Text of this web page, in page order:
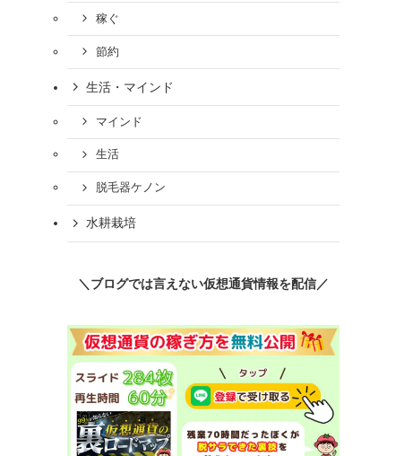
稼ぐ
節約
生活・マインド
マインド
生活
脱毛器ケノン
水耕栽培
＼ブログでは言えない仮想通貨情報を配信／